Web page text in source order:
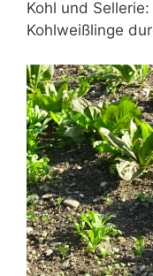
Kohl und
Kohlweißlinge